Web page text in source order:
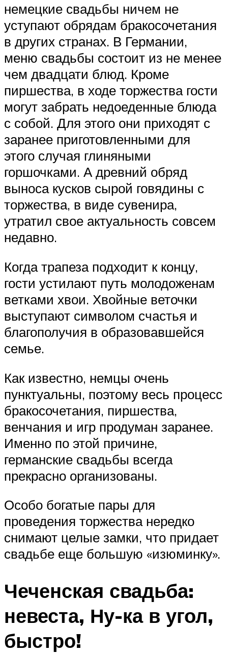
немецкие свадьбы ничем не
уступают обрядам бракосочетания
в других странах. В Германии,
меню свадьбы состоит из не менее
чем двадцати блюд. Кроме
пиршества, в ходе торжества гости
могут забрать недоеденные блюда
с собой. Для этого они приходят с
заранее приготовленными для
этого случая глиняными
горшочками. А древний обряд
выноса кусков сырой говядины с
торжества, в виде сувенира,
утратил свое актуальность совсем
недавно.
Когда трапеза подходит к концу,
гости устилают путь молодоженам
ветками хвои. Хвойные веточки
выступают символом счастья и
благополучия в образовавшейся
семье.
Как известно, немцы очень
пунктуальны, поэтому весь процесс
бракосочетания, пиршества,
венчания и игр продуман заранее.
Именно по этой причине,
германские свадьбы всегда
прекрасно организованы.
Особо богатые пары для
проведения торжества нередко
снимают целые замки, что придает
свадьбе еще большую «изюминку».
Чеченская свадьба:
невеста, Ну-ка в угол,
быстро!